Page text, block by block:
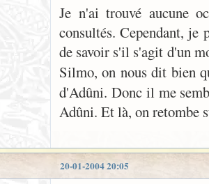
Je n'ai trouvé aucune
consultés. Cependant, je
de savoir s'il s'agit d'un
Silmo, on nous dit bien
d'Adûni. Donc il me
Adûni. Et là, on retombe
20-01-2004 20:05